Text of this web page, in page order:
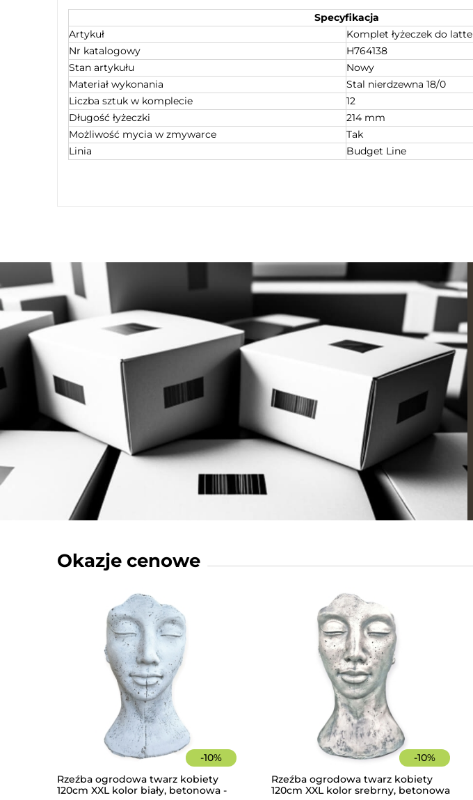
Specyfikacja
Artykuł
Komplet łyżeczek do latte
Nr katalogowy
H764138
Stan artykułu
Nowy
Materiał wykonania
Stal nierdzewna 18/0
Liczba sztuk w komplecie
12
Długość łyżeczki
214 mm
Możliwość mycia w zmywarce
Tak
Linia
Budget Line
Okazje cenowe
-10%
Rzeźba ogrodowa twarz kobiety
120cm XXL kolor biały, betonowa -
-10%
Rzeźba ogrodowa twarz kobiety
120cm XXL kolor srebrny, betonowa